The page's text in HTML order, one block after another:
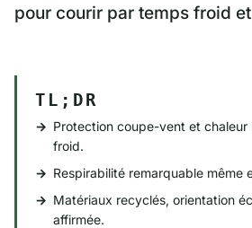
pour courir par temps froid
TL;DR
Protection coupe-vent et chaleur
froid.
Respirabilité remarquable même
Matériaux recyclés, orientation
affirmée.